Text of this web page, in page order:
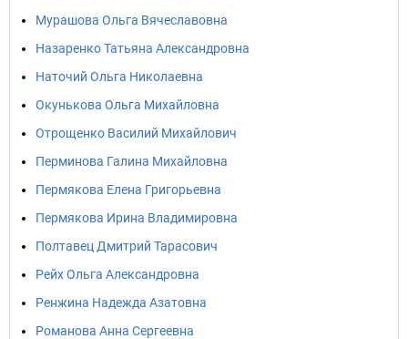
Мурашова Ольга Вячеславовна
Назаренко Татьяна Александровна
Наточий Ольга Николаевна
Окунькова Ольга Михайловна
Отрощенко Василий Михайлович
Перминова Галина Михайловна
Пермякова Елена Григорьевна
Пермякова Ирина Владимировна
Полтавец Дмитрий Тарасович
Рейх Ольга Александровна
Ренжина Надежда Азатовна
Романова Анна Сергеевна